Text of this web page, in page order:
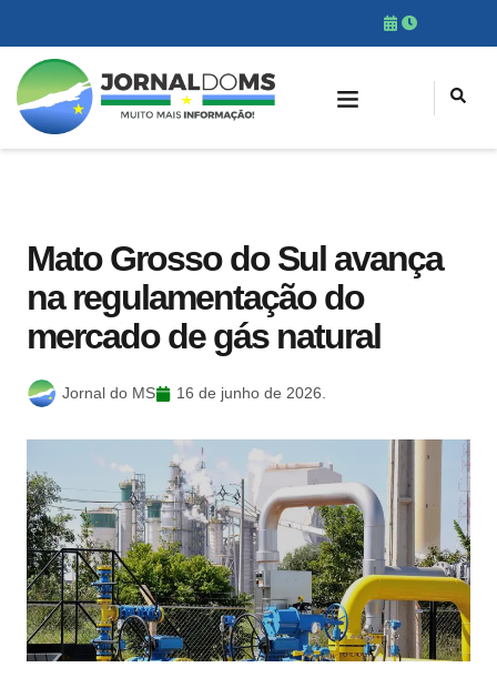
Mato Grosso do Sul avança
na regulamentação do
mercado de gás natural
Jornal do MS 16 de junho de 2026.